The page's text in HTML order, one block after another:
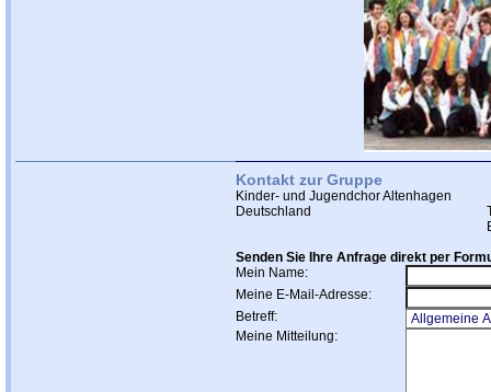
Kontakt zur Gruppe
Kinder- und Jugendchor Altenhagen
Deutschland
Senden Sie Ihre Anfrage direkt per
Mein Name:
Meine E-Mail-Adresse:
Betreff:
Meine Mitteilung: